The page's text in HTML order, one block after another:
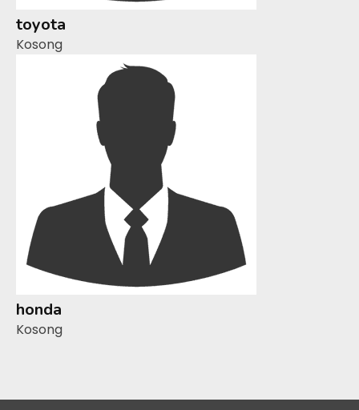
toyota
Kosong
honda
Kosong